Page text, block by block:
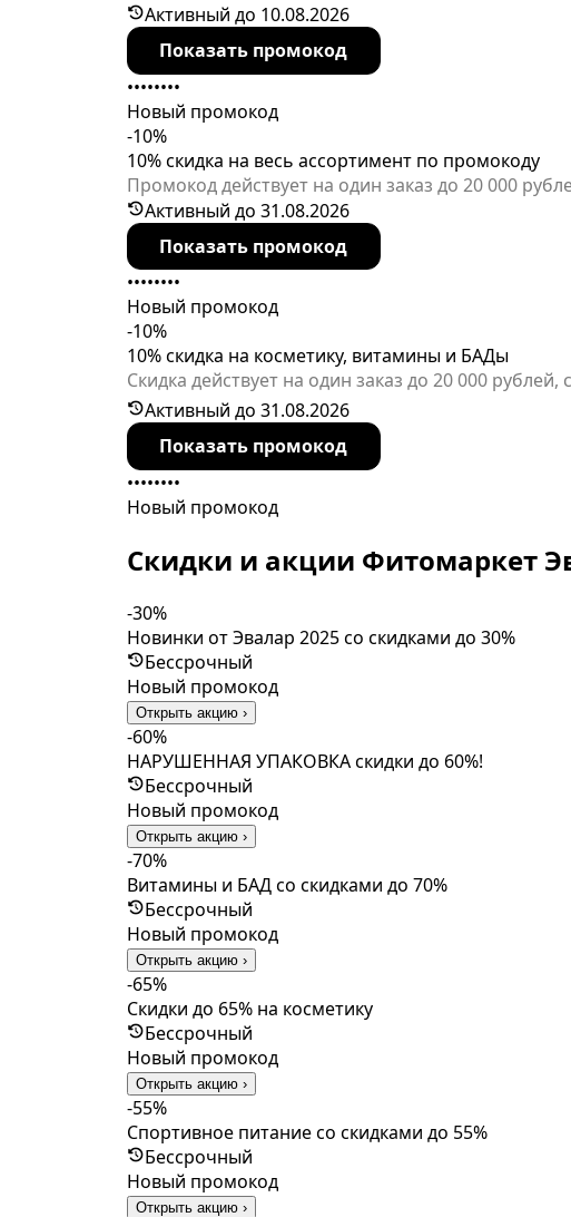
Активный до 10.08.2026
Показать промокод
••••••••
Новый промокод
-10%
10% скидка на весь ассортимент по промокоду
Промокод действует на один заказ до 20 000
Активный до 31.08.2026
Показать промокод
••••••••
Новый промокод
-10%
10% скидка на косметику, витамины и БАДы
Скидка действует на один заказ до 20 000
можно использовать многократно.
Активный до 31.08.2026
Показать промокод
••••••••
Новый промокод
Скидки и акции Фитомаркет
-30%
Новинки от Эвалар 2025 со скидками до 30%
Бессрочный
Новый промокод
Открыть акцию ›
-60%
НАРУШЕННАЯ УПАКОВКА скидки до 60%!
Бессрочный
Новый промокод
Открыть акцию ›
-70%
Витамины и БАД со скидками до 70%
Бессрочный
Новый промокод
Открыть акцию ›
-65%
Скидки до 65% на косметику
Бессрочный
Новый промокод
Открыть акцию ›
-55%
Спортивное питание со скидками до 55%
Бессрочный
Новый промокод
Открыть акцию ›